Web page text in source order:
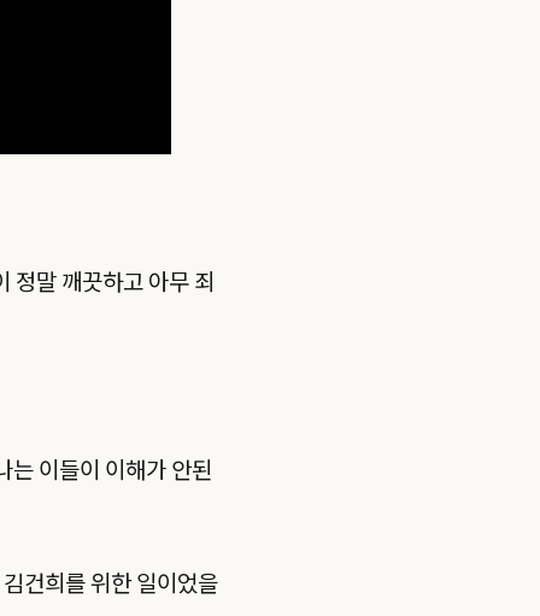
정말 깨끗하고 아무 죄
이들이 이해가 안된
건희를 위한 일이었을